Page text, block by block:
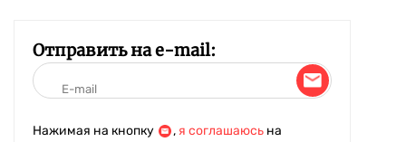
Отправить на e-mail:
Нажимая на кнопку , я соглашаюсь на